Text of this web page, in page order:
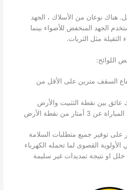
هناك نوعان من الأسلاك ، الجهد
الجهد المنخفض للأضواء بينما
الثقيلة مثل الثريات.
اللوائح:
السقف مترين على الأقل من
عائق بين نقطة التثبيت والأرض
من نقطة الأرض
على توفير جميع متطلبات السلامة
القصوى لما تحمله الكهرباء
او نتيجة تمديدات غير سليمة